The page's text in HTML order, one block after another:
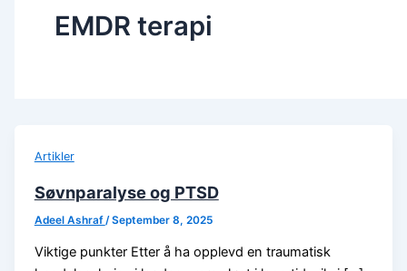
EMDR terapi
Artikler
Søvnparalyse og PTSD
Adeel Ashraf /September 8, 2025
Viktige punkter Etter å ha opplevd en traumatisk